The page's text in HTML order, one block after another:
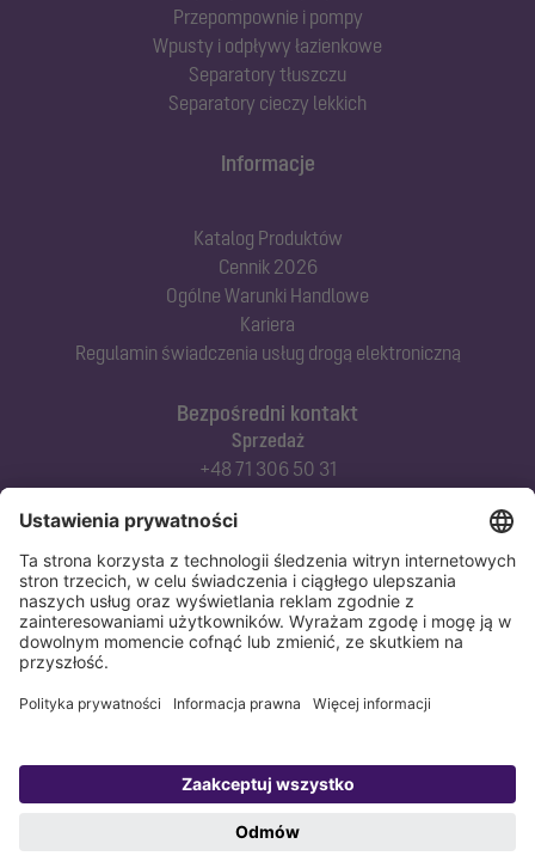
Przepompownie i pompy
Wpusty i odpływy łazienkowe
Separatory tłuszczu
Separatory cieczy lekkich
Bezpośredni kontakt
Sprzedaż
+48 71 306 50 31
Doradztwo techniczne
Serwis techniczny
+48 71 306 50 51
Informacje
Katalog Produktów
Cennik 2026
Ogólne Warunki Handlowe
Kariera
Regulamin świadczenia usług drogą elektroniczną
Copyright 1998-2026 KESSEL Sp. z o.o., ul. Innowacyjna 2, Biskupice Podgórne,
Polityka prywatności Stopka redakcyjna